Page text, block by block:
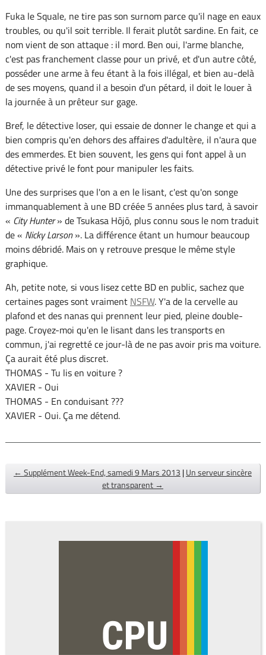
Fuka le Squale, ne tire pas son surnom parce qu'il nage en eaux
troubles, ou qu'il soit terrible. Il ferait plutôt sardine. En fait, ce
nom vient de son attaque : il mord. Ben oui, l'arme blanche,
c'est pas franchement classe pour un privé, et d'un autre côté,
posséder une arme à feu étant à la fois illégal, et bien au-delà
de ses moyens, quand il a besoin d'un pétard, il doit le louer à
la journée à un prêteur sur gage.
Bref, le détective loser, qui essaie de donner le change et qui a
bien compris qu'en dehors des affaires d'adultère, il n'aura que
des emmerdes. Et bien souvent, les gens qui font appel à un
détective privé le font pour manipuler les faits.
Une des surprises que l'on a en le lisant, c'est qu'on songe
immanquablement à une BD créée 5 années plus tard, à savoir
« City Hunter» de Tsukasa Hōjō, plus connu sous le nom traduit
de « Nicky Larson». La différence étant un humour beaucoup
moins débridé. Mais on y retrouve presque le même style
graphique.
Ah, petite note, si vous lisez cette BD en public, sachez que
certaines pages sont vraiment NSFW. Y'a de la cervelle au
plafond et des nanas qui prennent leur pied, pleine double-
page. Croyez-moi qu'en le lisant dans les transports en
commun, j'ai regretté ce jour-là de ne pas avoir pris ma voiture.
Ça aurait été plus discret.
THOMAS - Tu lis en voiture ?
XAVIER - Oui
THOMAS - En conduisant ???
XAVIER - Oui. Ça me détend.
← Supplément Week-End, samedi 9 Mars 2013 |Un serveur sincère
et transparent →